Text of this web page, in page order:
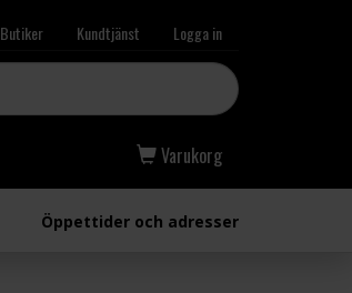
Butiker Kundtjänst Logga in
Varukorg
Öppettider och adresser